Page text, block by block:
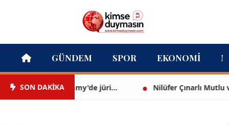
GÜNDEM SPOR EKONOMI
SON DAKİKA
Demir Grammy'de jüri... Nilüfer Çınarlı Mutlu ve